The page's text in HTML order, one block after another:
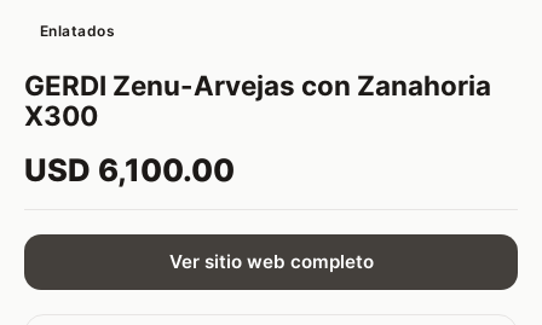
Enlatados
GERDI Zenu-Arvejas con Zanahoria
X300
USD 6,100.00
Ver sitio web completo